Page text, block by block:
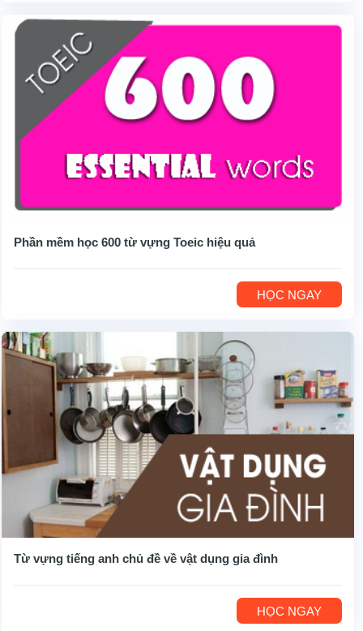
Phần mềm học 600 từ vựng Toeic hiệu quả
HỌC NGAY
Từ vựng tiếng anh chủ đề về vật dụng gia đình
HỌC NGAY